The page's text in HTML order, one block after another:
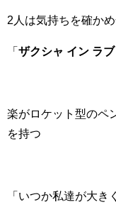
2人は気持ちを確か
「 ザクシャ イン ラブ
楽がロケット型のペ
を持つ
「いつか私達が大